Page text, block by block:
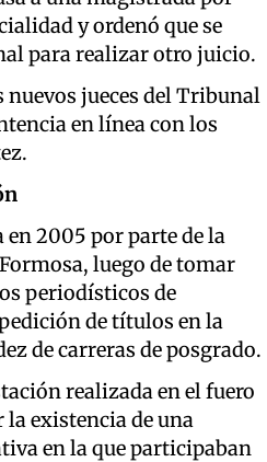
y ordenó que se
para realizar otro juicio.
nuevos jueces del Tribunal
en línea con los
2005 por parte de la
luego de tomar
periodísticos de
de títulos en la
de carreras de posgrado.
realizada en el fuero
existencia de una
en la que participaban